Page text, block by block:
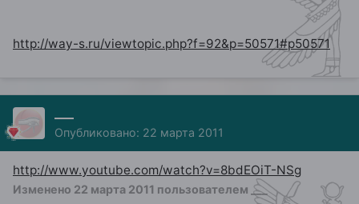
http://way-s.ru/viewtopic.php?f=92&p=50571#p50571
Опубликовано: 22 марта 2011
http://www.youtube.com/watch?v=8bdEOiT-NSg
Изменено 22 марта 2011 пользователем ___